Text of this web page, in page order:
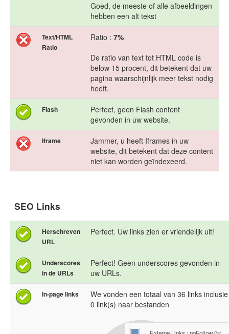
Goed, de meeste of alle afbeeldingen
hebben een alt tekst
Text/HTML
Ratio
Ratio : 7%
De ratio van text tot HTML code is
below 15 procent, dit betekent dat uw
pagina waarschijnlijk meer tekst nodig
heeft.
Flash
Perfect, geen Flash content
gevonden in uw website.
Iframe
Jammer, u heeft Iframes in uw
website, dit betekent dat deze content
niet kan worden geïndexeerd.
SEO Links
Herschreven
URL
Perfect. Uw links zien er vriendelijk uit!
Underscores
in de URLs
Perfect! Geen underscores gevonden in
uw URLs.
In-page links
We vonden een totaal van 36 links inclusie
0 link(s) naar bestanden